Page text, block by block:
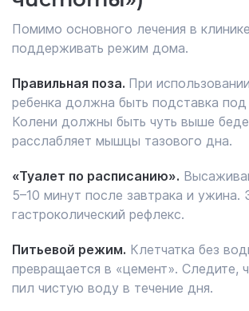
Помимо основного лечения в
поддерживать режим дома.
Правильная поза. При
ребенка должна быть подставка под
Колени должны быть чуть выше
расслабляет мышцы тазового дна.
«Туалет по расписанию».
5–10 минут после завтрака и ужина.
гастроколический рефлекс.
Питьевой режим. Клетчатка без
превращается в «цемент». Следите,
пил чистую воду в течение дня.